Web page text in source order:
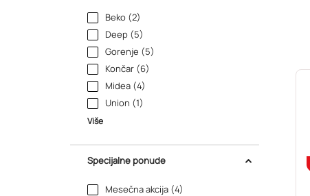
Beko (2)
Deep (5)
Gorenje (5)
Končar (6)
Midea (4)
Union (1)
Više
Specijalne ponude
Mesečna akcija (4)